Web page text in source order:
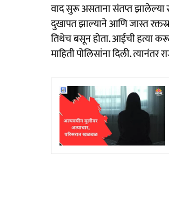
वाद सुरू असताना संतप्त झालेल्या
दुखापत झाल्याने आणि जास्त
तिथेच बसून होता. आईची हत्या
माहिती पोलिसांना दिली.